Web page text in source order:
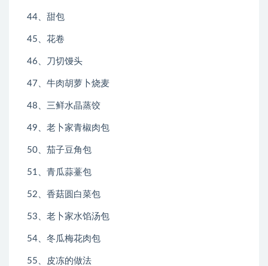
44、甜包
45、花卷
46、刀切馒头
47、牛肉胡萝卜烧麦
48、三鲜水晶蒸饺
49、老卜家青椒肉包
50、茄子豆角包
51、青瓜蒜薹包
52、香菇圆白菜包
53、老卜家水馅汤包
54、冬瓜梅花肉包
55、皮冻的做法